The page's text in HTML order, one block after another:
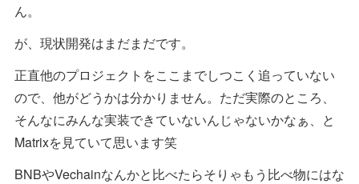
ん。
が、現状開発はまだまだです。
正直他のプロジェクトをここまでしつこく追っていない
ので、他がどうかは分かりません。ただ実際のところ、
そんなにみんな実装できていないんじゃないかなぁ、と
Matrixを見ていて思います笑
BNBやVechainなんかと比べたらそりゃもう比べ物にはな